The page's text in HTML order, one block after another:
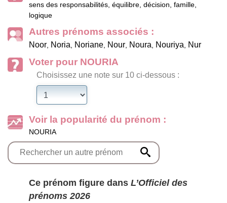
sens des responsabilités, équilibre, décision, famille,
logique
Autres prénoms associés :
Noor, Noria, Noriane, Nour, Noura, Nouriya, Nur
Voter pour NOURIA
Choisissez une note sur 10 ci-dessous :
Voir la popularité du prénom :
NOURIA
Ce prénom figure dans L’Officiel des
prénoms 2026